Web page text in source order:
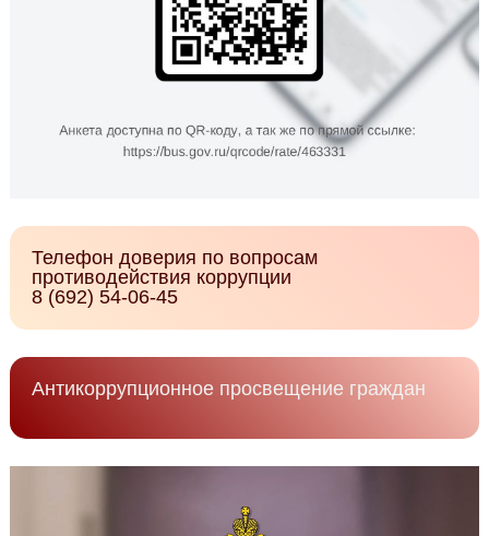
Телефон доверия по вопросам
противодействия коррупции
8 (692) 54-06-45
Антикоррупционное просвещение граждан